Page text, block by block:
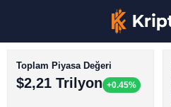
Toplam Piyasa Değeri
$2,21 Trilyon +0.45%